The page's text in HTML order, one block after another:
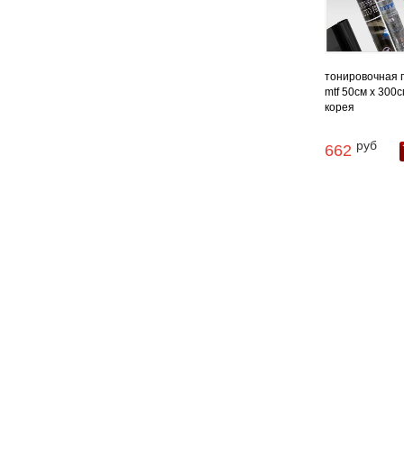
тонировочная
mtf 50см х
корея
662 руб